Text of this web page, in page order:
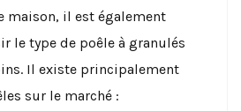
maison, il est également
le type de poêle à granulés
Il existe principalement
sur le marché :